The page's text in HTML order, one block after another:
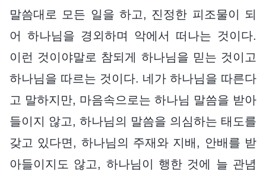
말씀대로 모든 일을 하고, 진정한 피조물이 되
어 하나님을 경외하며 악에서 떠나는 것이다.
이런 것이야말로 참되게 하나님을 믿는 것이고
하나님을 따르는 것이다. 네가 하나님을 따른다
고 말하지만, 마음속으로는 하나님 말씀을 받아
들이지 않고, 하나님의 말씀을 의심하는 태도를
갖고 있다면, 하나님의 주재와 지배, 안배를 받
아들이지도 않고, 하나님이 행한 것에 늘 관념